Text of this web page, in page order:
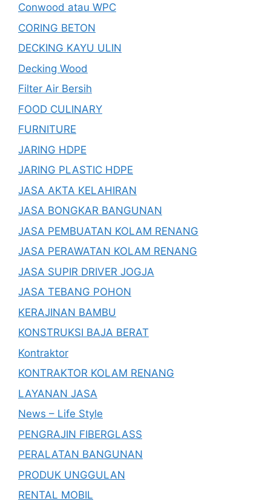
Conwood atau WPC
CORING BETON
DECKING KAYU ULIN
Decking Wood
Filter Air Bersih
FOOD CULINARY
FURNITURE
JARING HDPE
JARING PLASTIC HDPE
JASA AKTA KELAHIRAN
JASA BONGKAR BANGUNAN
JASA PEMBUATAN KOLAM RENANG
JASA PERAWATAN KOLAM RENANG
JASA SUPIR DRIVER JOGJA
JASA TEBANG POHON
KERAJINAN BAMBU
KONSTRUKSI BAJA BERAT
Kontraktor
KONTRAKTOR KOLAM RENANG
LAYANAN JASA
News – Life Style
PENGRAJIN FIBERGLASS
PERALATAN BANGUNAN
PRODUK UNGGULAN
RENTAL MOBIL